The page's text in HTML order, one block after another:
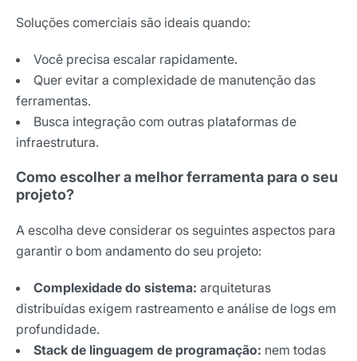
Soluções comerciais são ideais quando:
Você precisa escalar rapidamente.
Quer evitar a complexidade de manutenção das
ferramentas.
Busca integração com outras plataformas de
infraestrutura.
Como escolher a melhor ferramenta para o seu
projeto?
A escolha deve considerar os seguintes aspectos para
garantir o bom andamento do seu projeto:
Complexidade do sistema: arquiteturas
distribuídas exigem rastreamento e análise de logs em
profundidade.
Stack de linguagem de programação: nem todas